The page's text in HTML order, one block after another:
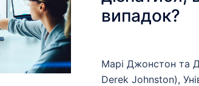
випадок?
Марі Джонстон та
Derek Johnston),